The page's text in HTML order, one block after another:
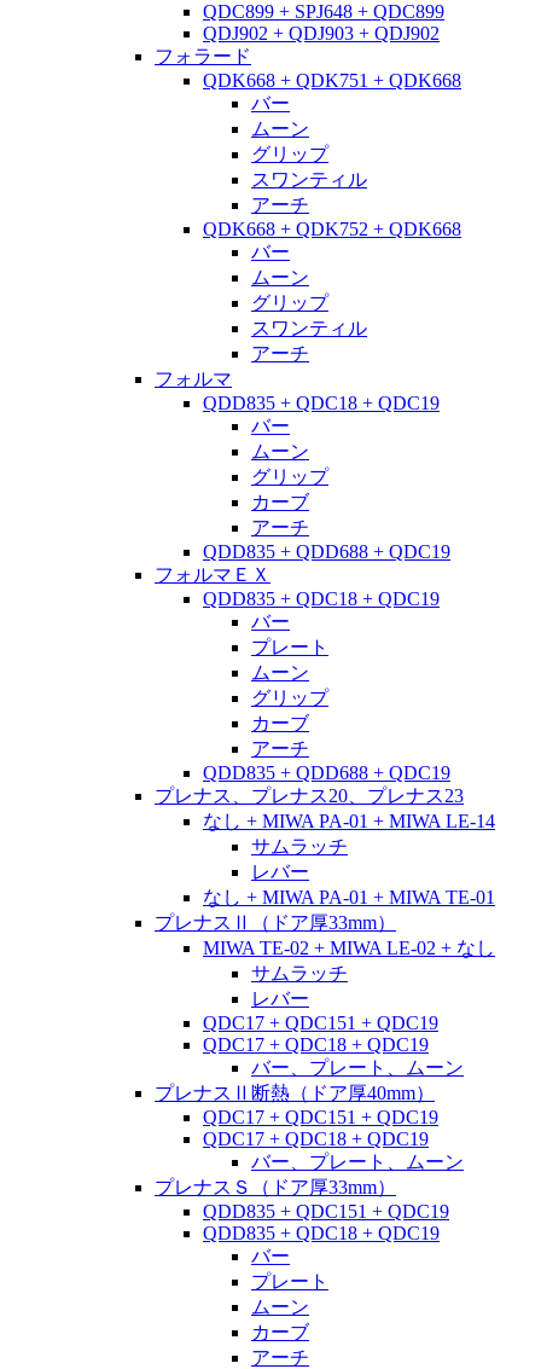
QDC899 + SPJ648 + QDC899
QDJ902 + QDJ903 + QDJ902
フォラード
QDK668 + QDK751 + QDK668
バー
ムーン
グリップ
スワンティル
アーチ
QDK668 + QDK752 + QDK668
バー
ムーン
グリップ
スワンティル
アーチ
フォルマ
QDD835 + QDC18 + QDC19
バー
ムーン
グリップ
カーブ
アーチ
QDD835 + QDD688 + QDC19
フォルマＥＸ
QDD835 + QDC18 + QDC19
バー
プレート
ムーン
グリップ
カーブ
アーチ
QDD835 + QDD688 + QDC19
プレナス、プレナス20、プレナス23
なし + MIWA PA-01 + MIWA LE-14
サムラッチ
レバー
なし + MIWA PA-01 + MIWA TE-01
プレナスⅡ（ドア厚33mm）
MIWA TE-02 + MIWA LE-02 + なし
サムラッチ
レバー
QDC17 + QDC151 + QDC19
QDC17 + QDC18 + QDC19
バー、プレート、ムーン
プレナスⅡ断熱（ドア厚40mm）
QDC17 + QDC151 + QDC19
QDC17 + QDC18 + QDC19
バー、プレート、ムーン
プレナスＳ（ドア厚33mm）
QDD835 + QDC151 + QDC19
QDD835 + QDC18 + QDC19
バー
プレート
ムーン
カーブ
アーチ